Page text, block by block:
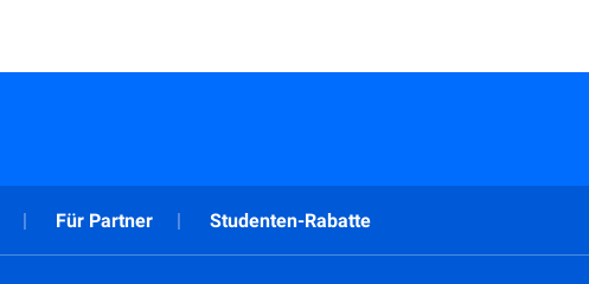
Für Partner Studenten-Rabatte